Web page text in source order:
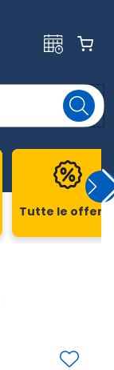
Tutte le